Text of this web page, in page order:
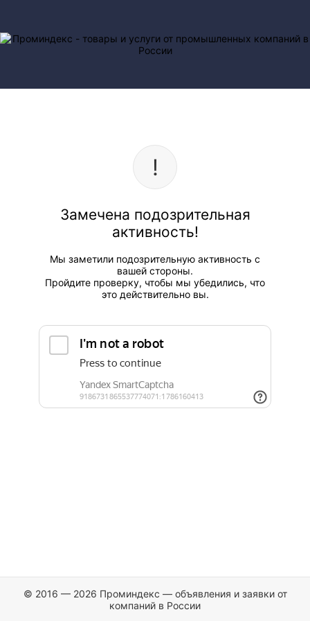
Замечена подозрительная
активность!
Мы заметили подозрительную активность с
вашей стороны.
Пройдите проверку, чтобы мы убедились, что
это действительно вы.
© 2016 — 2026 Проминдекс — объявления и заявки от
компаний в России